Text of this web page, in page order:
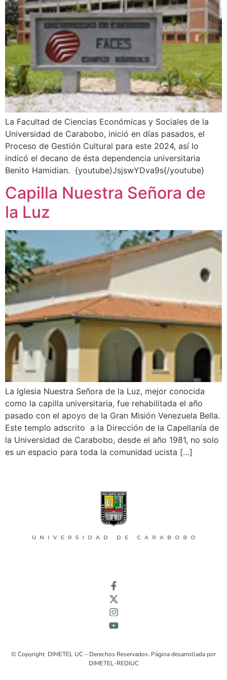
La Facultad de Ciencias Económicas y Sociales de la
Universidad de Carabobo, inició en días pasados, el
Proceso de Gestión Cultural para este 2024, así lo
indicó el decano de ésta dependencia universitaria
Benito Hamidian. {youtube}JsjswYDva9s{/youtube}
Capilla Nuestra Señora de
la Luz
La Iglesia Nuestra Señora de la Luz, mejor conocida
como la capilla universitaria, fue rehabilitada el año
pasado con el apoyo de la Gran Misión Venezuela Bella.
Este templo adscrito a la Dirección de la Capellanía de
la Universidad de Carabobo, desde el año 1981, no solo
es un espacio para toda la comunidad ucista […]
© Copyright DIMETEL UC – Derechos Reservados. Página desarrollada por
DIMETEL-REDIUC